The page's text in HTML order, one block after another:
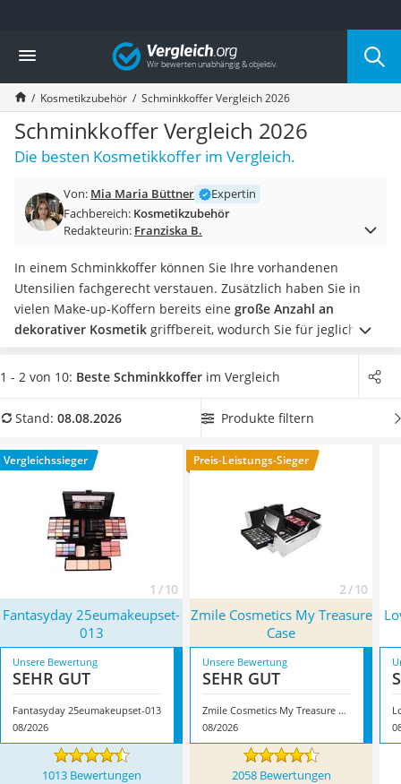
Die beliebtesten Vergleiche nach Kategorie
Drogerie
Inhalator
Haarschneider
Rollator
Braun Rasierer
Katzenklappe (Chip)
Masturbator
Massagepistole
Reisehaartrockner
Eiweißpulver
Magnesiumpräparat
Katzenklappe
Nackenmassagegerät
Zeckenschutz Katze
Philips-Sonicare-Zahnbürste
Mineralfutter Pferd
Massagegerät
Vergleich
Kosmetikzubehör Schminkkoffer Vergleich 2026
Schminkkoffer Vergleich 2026
Die besten Kosmetikkoffer im Vergleich.
Von: Mia Maria Büttner
Expertin
Fachbereich: Kosmetikzubehör
Redakteurin: Franziska B.
In einem Schminkkoffer können Sie Ihre vorhandenen
Utensilien fachgerecht verstauen. Zusätzlich haben Sie in
vielen Make-up-Koffern bereits eine große Anzahl an
dekorativer Kosmetik griffbereit, wodurch Sie für jeglichen
Anlass stets gewappnet sind. Verschiedene Schminkkoffer-
Tests im Internet fokussieren sich auf Modelle, die mit einem
Finden Sie in unserer Vergleichstabelle einen Kosmetikkoffer,
ist, sondern auch über einenpraktischen Schminkspiegel
verfügt. Überzeugt hat uns hier im August 2026 besonders
das ModellFantasyday 25eumakeupset-013
Eigenschaften.
1 - 2 von 10: Beste Schminkkoffer im Vergleich
Stand: 08.08.2026 Produkte filtern
Vergleichssieger
1 / 10
Preis-Leistungs-Sieger
2 / 10
Fantasyday 25eumakeupset-
013
Zmile Cosmetics My Treasure
Case
Unsere Bewertung
SEHR GUT
Fantasyday 25eumakeupset-013
08/2026
Unsere Bewertung
SEHR GUT
Zmile Cosmetics My Treasure Case
08/2026
1013 Bewertungen 2058 Bewertungen